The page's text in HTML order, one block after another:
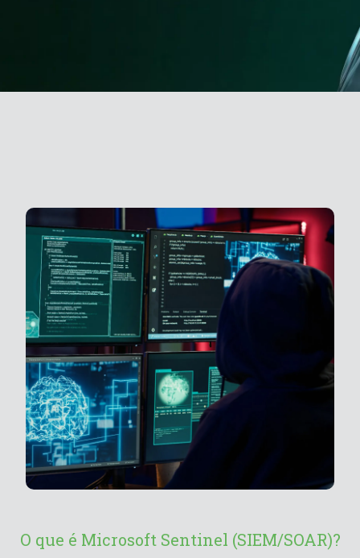
O que é Microsoft Sentinel (SIEM/SOAR)?